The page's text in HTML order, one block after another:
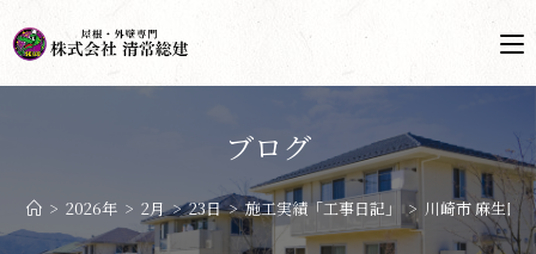
ブログ
> 2026年 > 2月 > 23日 > 施工実績「工事日記」 > 川崎市 麻生区